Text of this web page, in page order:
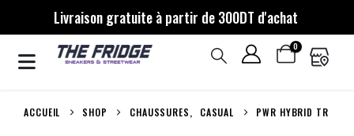
Livraison gratuite à partir de 300DT d'achat
0
ACCUEIL SHOP CHAUSSURES, CASUAL PWR HYBRID TR